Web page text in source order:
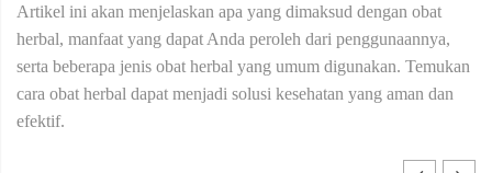
Artikel ini akan menjelaskan apa yang dimaksud dengan obat
herbal, manfaat yang dapat Anda peroleh dari penggunaannya,
serta beberapa jenis obat herbal yang umum digunakan. Temukan
cara obat herbal dapat menjadi solusi kesehatan yang aman dan
efektif.